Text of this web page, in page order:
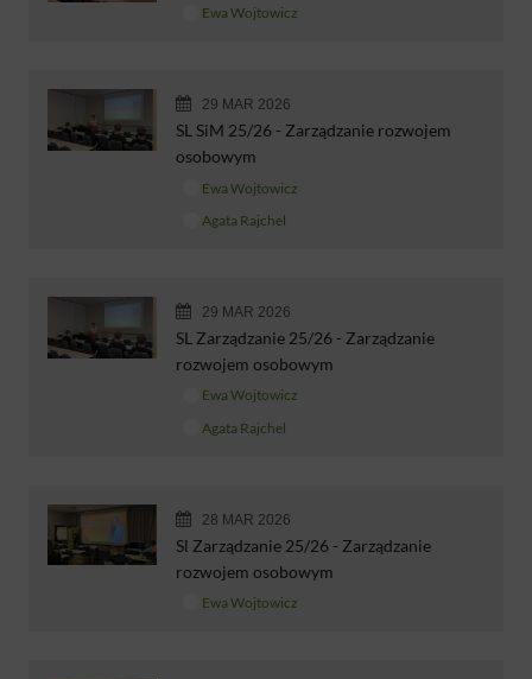
Ewa Wojtowicz
29 MAR 2026
SL SiM 25/26 - Zarządzanie rozwojem
osobowym
Ewa Wojtowicz
Agata Rajchel
29 MAR 2026
SL Zarządzanie 25/26 - Zarządzanie
rozwojem osobowym
Ewa Wojtowicz
Agata Rajchel
28 MAR 2026
Sl Zarządzanie 25/26 - Zarządzanie
rozwojem osobowym
Ewa Wojtowicz